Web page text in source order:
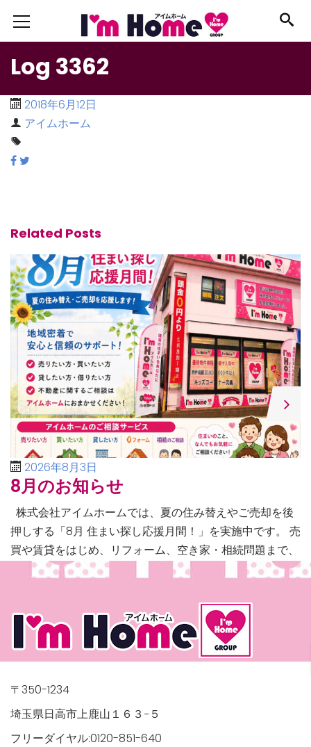
Log 3362
2018年6月12日
アイムホーム
Related Posts
2026年8月3日
8月のお知らせ
株式会社アイムホームでは、夏の住み替えやご売却を後
押しする「8月 住まい探し応援月間！」を実施中です。 売
買や賃貸をはじめ、リフォーム、空き家・相続問題まで、
不動産に関するあらゆるご相談に幅広く対応いたしま […]
〒350-1234
埼玉県日高市上鹿山１６３−５
フリーダイヤル:0120-851-640